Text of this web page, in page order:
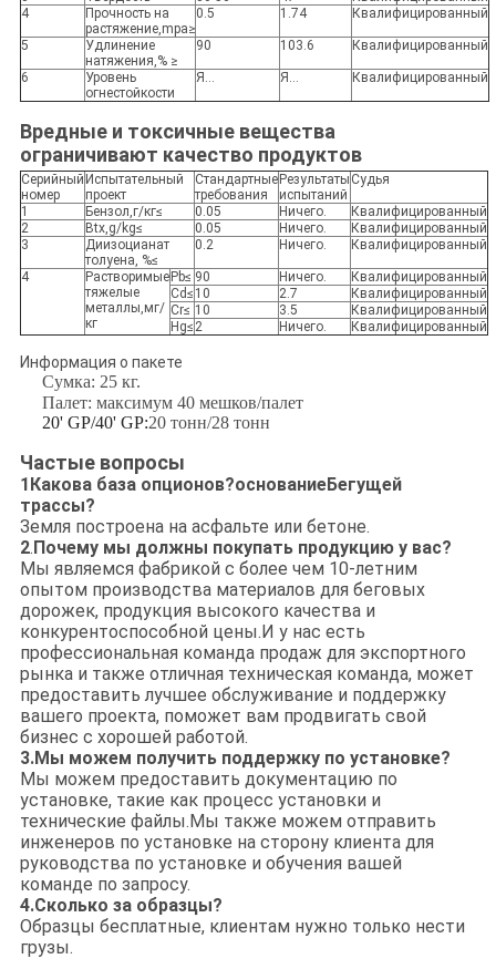
4
Прочность на
растяжение,mpa≥
0.5 1.74 Квалифицированный
5
Удлинение
натяжения,% ≥
90 103.6 Квалифицированный
6
Уровень
огнестойкости
Я... Я... Квалифицированный
Вредные и токсичные вещества
ограничивают качество продуктов
Серийный
номер
Испытательный
проект
Стандартные
требования
Результаты
испытаний
Судья
1 Бензол,г/кг≤ 0.05 Ничего.
Квалифицированный
2
Btx,g/kg≤ 0.05 Ничего.
Квалифицированный
3
Диизоцианат
толуена, %≤
0.2 Ничего. Квалифицированный
4
Растворимые
тяжелые
металлы,мг/
кг
Pb≤ 90 Ничего.
Квалифицированный
Cd≤ 10 2.7
Квалифицированный
Cr≤ 10 3.5
Квалифицированный
Hg≤ 2 Ничего. Квалифицированный
Информация о пакете
Сумка: 25 кг.
Палет: максимум 40 мешков/палет
20' GP/40' GP:20 тонн/28 тонн
Частые вопросы
1Какова база опционов?основаниеБегущей
трассы?
Земля построена на асфальте или бетоне.
2.Почему мы должны покупать продукцию у вас?
Мы являемся фабрикой с более чем 10-летним
опытом производства материалов для беговых
дорожек, продукция высокого качества и
конкурентоспособной цены.И у нас есть
профессиональная команда продаж для экспортного
рынка и также отличная техническая команда, может
предоставить лучшее обслуживание и поддержку
вашего проекта, поможет вам продвигать свой
бизнес с хорошей работой.
3.Мы можем получить поддержку по установке?
Мы можем предоставить документацию по
установке, такие как процесс установки и
технические файлы.Мы также можем отправить
инженеров по установке на сторону клиента для
руководства по установке и обучения вашей
команде по запросу.
4.Сколько за образцы?
Образцы бесплатные, клиентам нужно только нести
грузы.